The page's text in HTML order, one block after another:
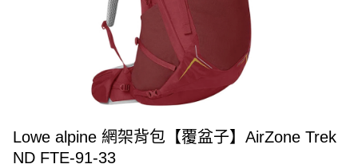
Lowe alpine 網架背包【覆盆子】AirZone Trek
ND FTE-91-33